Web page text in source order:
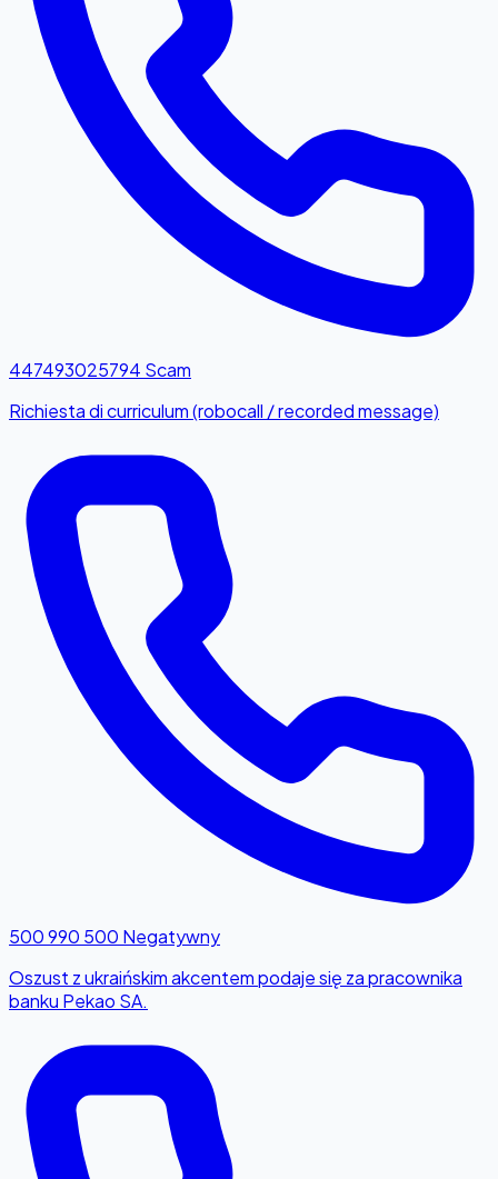
447493025794 Scam
Richiesta di curriculum (robocall / recorded message)
500 990 500 Negatywny
Oszust z ukraińskim akcentem podaje się za pracownika
banku Pekao SA.